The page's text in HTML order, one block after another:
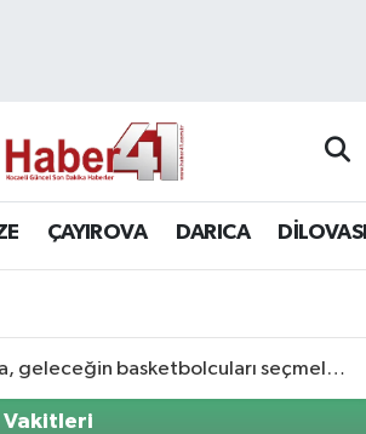
ÇAYIROVA DARICA
basketbolcuları seçmelerde ter döktü
Vakitleri
Durumu ve Fikstür